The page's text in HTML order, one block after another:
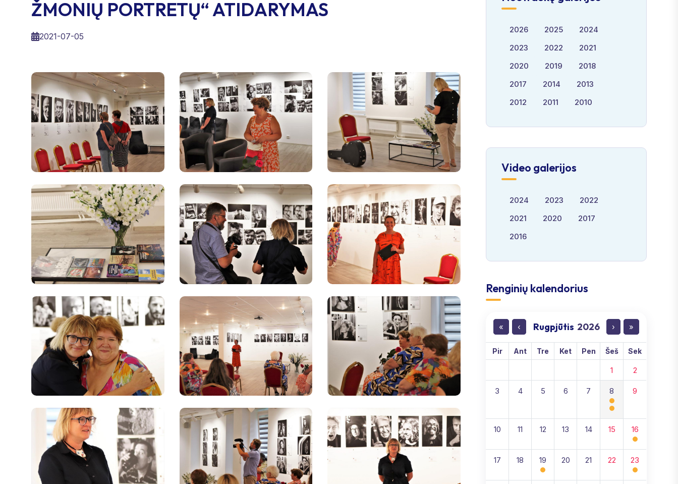
ŽMONIŲ PORTRETŲ“ ATIDARYMAS
2021-07-05
2026 2025
2024
2023
2022
2021
2020
2019
2018
2017
2014
2013
2012
2011 2010
Video galerijos
2024 2023
2022
2021
2020
2017
2016
Renginių kalendorius
« ‹ Rugpjūtis 2026 › »
Pir Ant Tre Ket Pen Šeš Sek
1 2
3 4 5 6 7 8 9
10 11 12 13 14 15 16
17 18 19 20 21 22 23